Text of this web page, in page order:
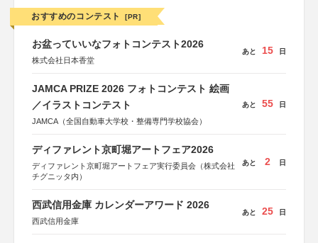
おすすめのコンテスト [PR]
お盆っていいなフォトコンテスト2026
株式会社日本香堂
あと 15 日
JAMCA PRIZE 2026 フォトコンテスト 絵画
／イラストコンテスト
JAMCA（全国自動車大学校・整備専門学校協会）
あと 55 日
ディファレント京町堀アートフェア2026
ディファレント京町堀アートフェア実行委員会（株式会社
チグニッタ内）
あと 2 日
西武信用金庫 カレンダーアワード 2026
西武信用金庫
あと 25 日